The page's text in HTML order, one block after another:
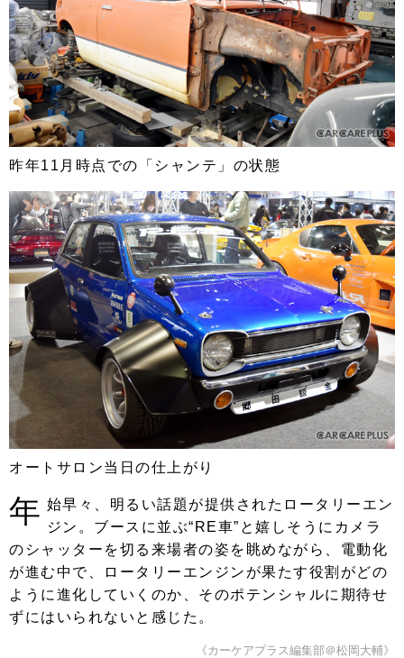
昨年11月時点での「シャンテ」の状態
オートサロン当日の仕上がり
年 始早々、明るい話題が提供されたロータリーエン
ジン。ブースに並ぶ“RE車”と嬉しそうにカメラ
のシャッターを切る来場者の姿を眺めながら、電動化
が進む中で、ロータリーエンジンが果たす役割がどの
ように進化していくのか、そのポテンシャルに期待せ
ずにはいられないと感じた。
《カーケアプラス編集部＠松岡大輔》